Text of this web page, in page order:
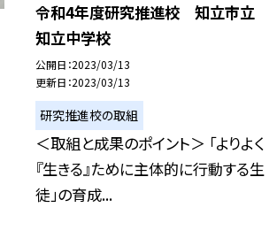
令和4年度研究推進校 知立市立
知立中学校
公開日 2023/03/13
更新日 2023/03/13
研究推進校の取組
＜取組と成果のポイント＞ 「よりよく
『生きる』ために主体的に行動する生
徒」の育成...